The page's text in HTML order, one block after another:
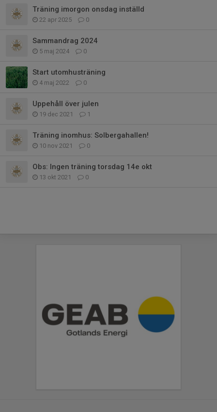
Träning imorgon onsdag inställd
22 apr 2025 0
Sammandrag 2024
5 maj 2024 0
Start utomhusträning
4 maj 2022 0
Uppehåll över julen
19 dec 2021 1
Träning inomhus: Solbergahallen!
10 nov 2021 0
Obs: Ingen träning torsdag 14e okt
13 okt 2021 0